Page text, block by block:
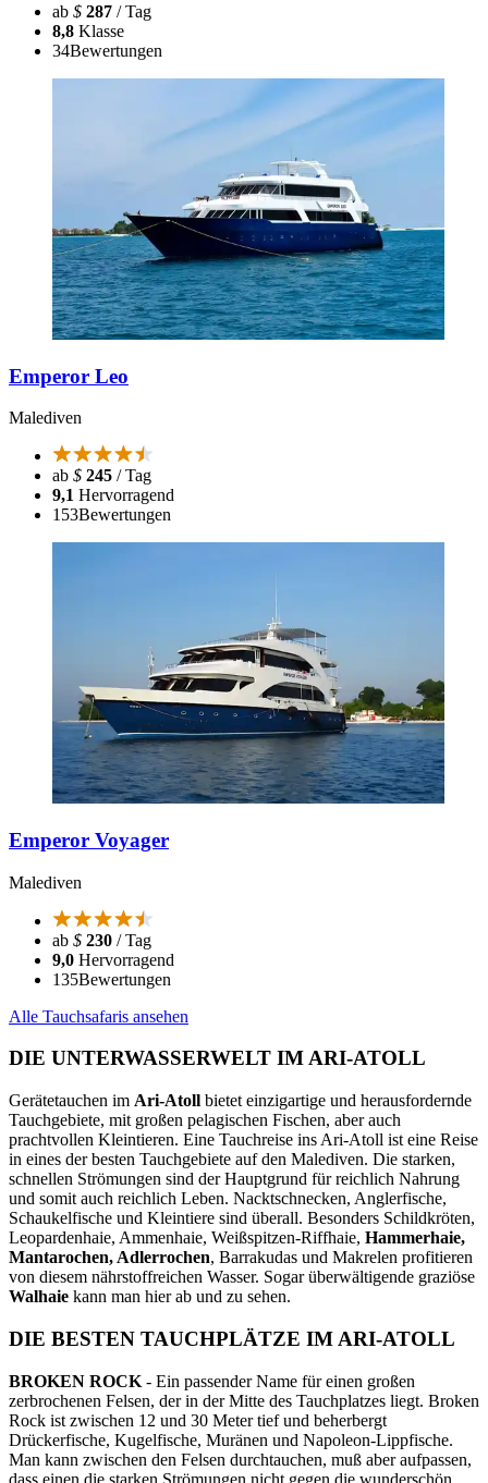
ab $ 287 / Tag
8,8 Klasse
34Bewertungen
Emperor Leo
Malediven
ab $ 245 / Tag
9,1 Hervorragend
153Bewertungen
Emperor Voyager
Malediven
ab $ 230 / Tag
9,0 Hervorragend
135Bewertungen
Alle Tauchsafaris ansehen
DIE UNTERWASSERWELT IM ARI-ATOLL
Gerätetauchen im Ari-Atoll bietet einzigartige und herausfordernde
Tauchgebiete, mit großen pelagischen Fischen, aber auch
prachtvollen Kleintieren. Eine Tauchreise ins Ari-Atoll ist eine Reise
in eines der besten Tauchgebiete auf den Malediven. Die starken,
schnellen Strömungen sind der Hauptgrund für reichlich Nahrung
und somit auch reichlich Leben. Nacktschnecken, Anglerfische,
Schaukelfische und Kleintiere sind überall. Besonders Schildkröten,
Leopardenhaie, Ammenhaie, Weißspitzen-Riffhaie, Hammerhaie,
Mantarochen, Adlerrochen, Barrakudas und Makrelen profitieren
von diesem nährstoffreichen Wasser. Sogar überwältigende graziöse
Walhaie kann man hier ab und zu sehen.
DIE BESTEN TAUCHPLÄTZE IM ARI-ATOLL
BROKEN ROCK - Ein passender Name für einen großen
zerbrochenen Felsen, der in der Mitte des Tauchplatzes liegt. Broken
Rock ist zwischen 12 und 30 Meter tief und beherbergt
Drückerfische, Kugelfische, Muränen und Napoleon-Lippfische.
Man kann zwischen den Felsen durchtauchen, muß aber aufpassen,
dass einen die starken Strömungen nicht gegen die wunderschön